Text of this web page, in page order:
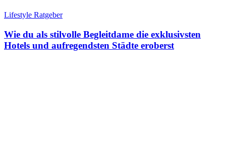
Lifestyle Ratgeber
Wie du als stilvolle Begleitdame die exklusivsten
Hotels und aufregendsten Städte eroberst